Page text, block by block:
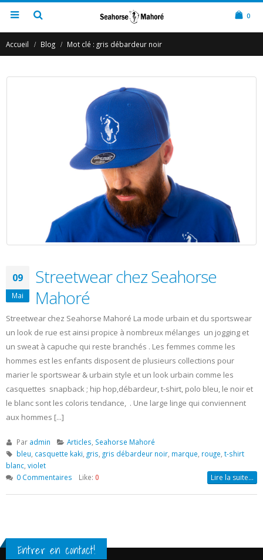
0
Accueil Blog Mot clé : gris débardeur noir
09
Mai
Streetwear chez Seahorse
Mahoré
Streetwear chez Seahorse Mahoré La mode urbain et du sportswear
un look de rue est ainsi propice à nombreux mélanges un jogging et
un sweat à capuche qui reste branchés . Les femmes comme les
hommes est les enfants disposent de plusieurs collections pour
marier le sportswear & urbain style et un look urbain comme les
casquettes snapback ; hip hop,débardeur, t-shirt, polo bleu, le noir et
le blanc sont les coloris tendance, . Une large linge qui conviennent
aux hommes [...]
Par admin Articles Seahorse Mahoré
bleu casquette kaki gris gris débardeur noir, marque rouge t-shirt
blanc violet
0 Commentaires
Like: 0 Lire la suite…
Entrer en contact!